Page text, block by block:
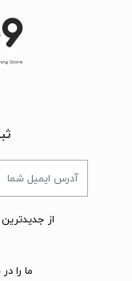
از
ما را